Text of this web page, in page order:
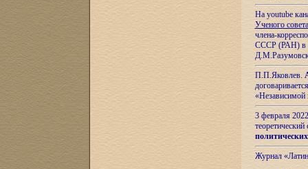
На youtube
Ученого
члена-
СССР (РАН) в
П.П.Яковлев.
«Независимой
3 февраля
теоретический
Журнал